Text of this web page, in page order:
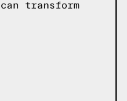
transform